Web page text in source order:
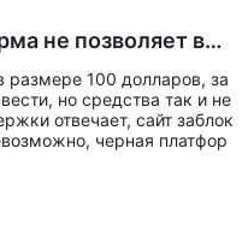
решения любых
к HTFX через
контактную формуна их
или по электронной
не позволяет выв
размере 100 долларов, за
но средства так и не
отвечает, сайт заблок
черная платфор